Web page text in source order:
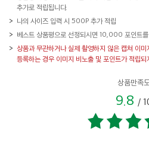
추가로 적립됩니다.
나의 사이즈 입력 시 500P 추가 적립
베스트 상품평으로 선정되시면 10,000 포인트를
상품과 무관하거나 실제 촬영하지 않은 캡쳐 이
등록하는 경우 이미지 비노출 및 포인트가 적립되
상품만족도
9.8 /